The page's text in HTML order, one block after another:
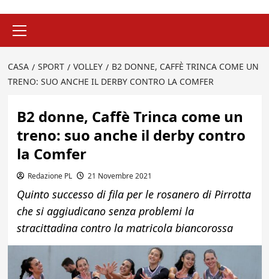
principale
CASA SPORT VOLLEY
B2 DONNE, CAFFÈ TRINCA COME UN
TRENO: SUO ANCHE IL DERBY CONTRO LA COMFER
B2 donne, Caffè Trinca come un
treno: suo anche il derby contro
la Comfer
Redazione PL 21 Novembre 2021
Quinto successo di fila per le rosanero di Pirrotta
che si aggiudicano senza problemi la
stracittadina contro la matricola biancorossa